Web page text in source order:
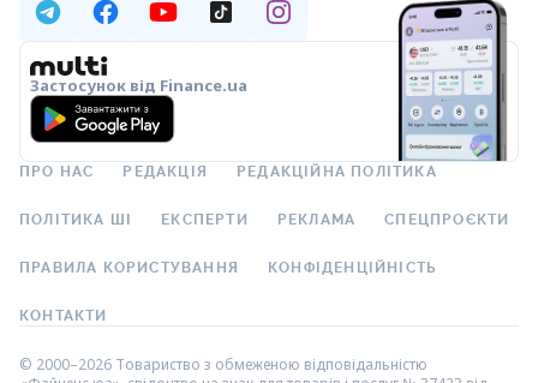
Застосунок від Finance.ua
ПРО НАС РЕДАКЦІЯ РЕДАКЦІЙНА ПОЛІТИКА
ПОЛІТИКА ШІ ЕКСПЕРТИ РЕКЛАМА СПЕЦПРОЄКТИ
ПРАВИЛА КОРИСТУВАННЯ КОНФІДЕНЦІЙНІСТЬ
КОНТАКТИ
© 2000–2026 Товариство з обмеженою відповідальністю